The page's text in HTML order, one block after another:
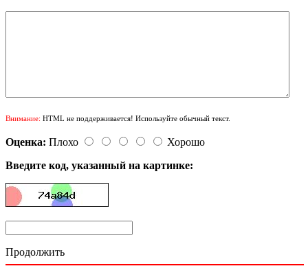
Внимание: HTML не поддерживается! Используйте обычный текст.
Оценка: Плохо
Хорошо
Введите код, указанный на картинке:
Продолжить